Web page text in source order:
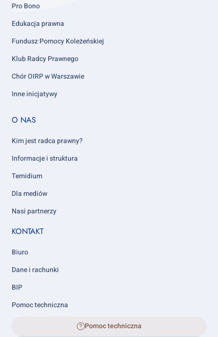
Pro Bono
Edukacja prawna
Fundusz Pomocy Koleżeńskiej
Klub Radcy Prawnego
Chór OIRP w Warszawie
Inne inicjatywy
Footer
5
O NAS
Kim jest radca prawny?
Informacje i struktura
Temidium
Dla mediów
Nasi partnerzy
KONTAKT
Biuro
Dane i rachunki
BIP
Pomoc techniczna
Pomoc techniczna